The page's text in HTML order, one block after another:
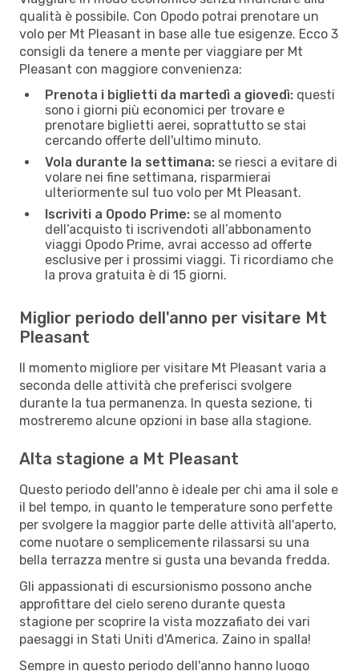
qualità è possibile. Con Opodo potrai prenotare un
volo per Mt Pleasant in base alle tue esigenze. Ecco 3
consigli da tenere a mente per viaggiare per Mt
Pleasant con maggiore convenienza:
Prenota i biglietti da martedì a giovedì: questi
sono i giorni più economici per trovare e
prenotare biglietti aerei, soprattutto se stai
cercando offerte dell'ultimo minuto.
Vola durante la settimana: se riesci a evitare di
volare nei fine settimana, risparmierai
ulteriormente sul tuo volo per Mt Pleasant.
Iscriviti a Opodo Prime: se al momento
dell’acquisto ti iscrivendoti all’abbonamento
viaggi Opodo Prime, avrai accesso ad offerte
esclusive per i prossimi viaggi. Ti ricordiamo che
la prova gratuita è di 15 giorni.
Miglior periodo dell'anno per visitare Mt
Pleasant
Il momento migliore per visitare Mt Pleasant varia a
seconda delle attività che preferisci svolgere
durante la tua permanenza. In questa sezione, ti
mostreremo alcune opzioni in base alla stagione.
Alta stagione a Mt Pleasant
Questo periodo dell'anno è ideale per chi ama il sole e
il bel tempo, in quanto le temperature sono perfette
per svolgere la maggior parte delle attività all'aperto,
come nuotare o semplicemente rilassarsi su una
bella terrazza mentre si gusta una bevanda fredda.
Gli appassionati di escursionismo possono anche
approfittare del cielo sereno durante questa
stagione per scoprire la vista mozzafiato dei vari
paesaggi in Stati Uniti d'America. Zaino in spalla!
Sempre in questo periodo dell'anno hanno luogo